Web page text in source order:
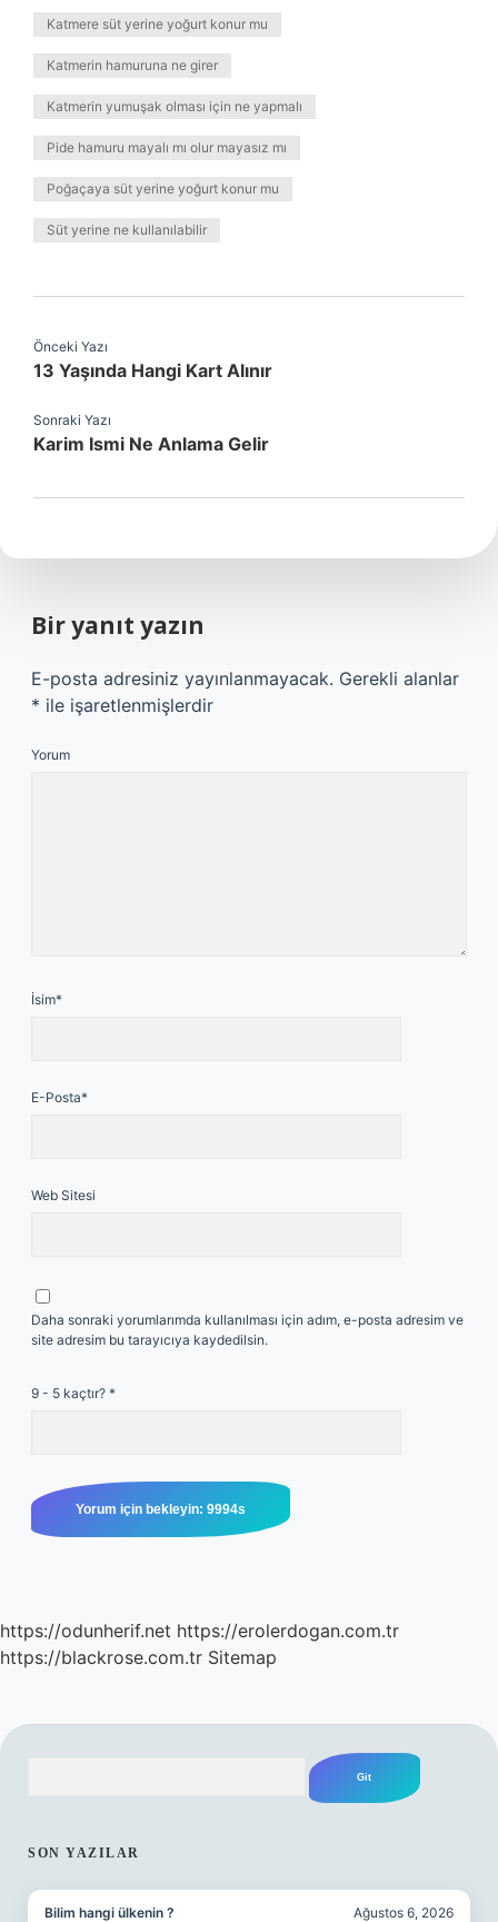
Katmere süt yerine yoğurt konur mu
Katmerin hamuruna ne girer
Katmerin yumuşak olması için ne yapmalı
Pide hamuru mayalı mı olur mayasız mı
Poğaçaya süt yerine yoğurt konur mu
Süt yerine ne kullanılabilir
Önceki Yazı
13 Yaşında Hangi Kart Alınır
Sonraki Yazı
Karim Ismi Ne Anlama Gelir
Bir yanıt yazın
E-posta adresiniz yayınlanmayacak. Gerekli alanlar
* ile işaretlenmişlerdir
Yorum
İsim*
E-Posta*
Web Sitesi
Daha sonraki yorumlarımda kullanılması için adım, e-posta adresim ve
site adresim bu tarayıcıya kaydedilsin.
9 - 5 kaçtır? *
https://odunherif.net https://erolerdogan.com.tr
https://blackrose.com.tr Sitemap
SON YAZILAR
Bilim hangi ülkenin ? Ağustos 6, 2026